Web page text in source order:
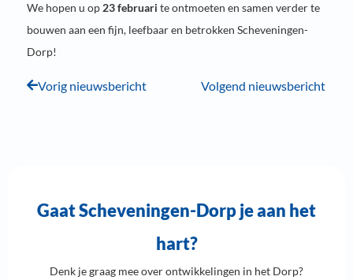
We hopen u op 23 februari te ontmoeten en samen verder te
bouwen aan een fijn, leefbaar en betrokken Scheveningen-
Dorp!
Vorig nieuwsbericht Volgend nieuwsbericht
Gaat Scheveningen-Dorp je aan het
hart?
Denk je graag mee over ontwikkelingen in het Dorp?